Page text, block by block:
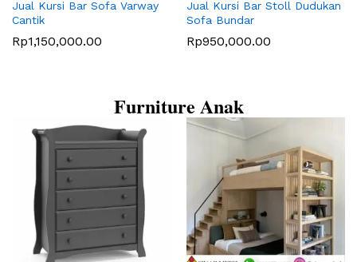
Jual Kursi Bar Sofa Varway
Cantik
Rp1,150,000.00
Jual Kursi Bar Stoll Dudukan
Sofa Bundar
Rp950,000.00
Furniture Anak